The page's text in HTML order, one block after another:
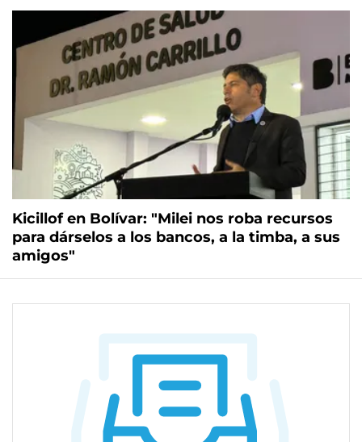
Kicillof en Bolívar: "Milei nos roba recursos
para dárselos a los bancos, a la timba, a sus
amigos"